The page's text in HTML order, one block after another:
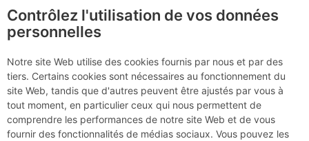
"Viol de gambe" - 6b
Activités
Date/heure
30 sept. 2012 14:15
Contrôlez l'utilisation de vos données
personnelles
Notre site Web utilise des cookies fournis par nous et par des
tiers. Certains cookies sont nécessaires au fonctionnement du
site Web, tandis que d'autres peuvent être ajustés par vous à
tout moment, en particulier ceux qui nous permettent de
comprendre les performances de notre site Web et de vous
fournir des fonctionnalités de médias sociaux. Vous pouvez les